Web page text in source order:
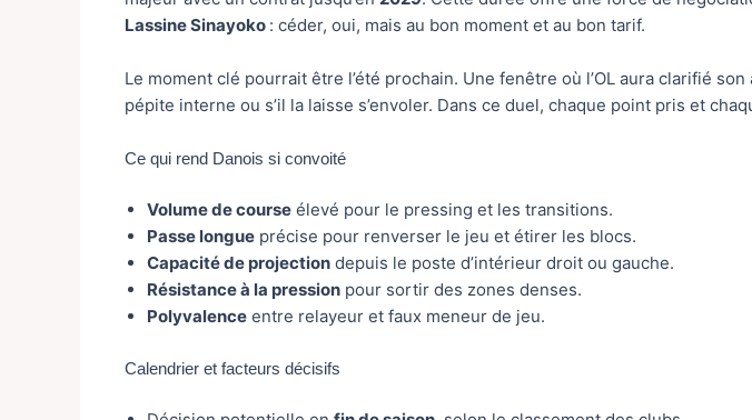
Lassine Sinayoko : céder, oui, mais au bon moment et au bon tarif.
Le moment clé pourrait être l’été prochain. Une fenêtre où l’OL aura clarifié
pépite interne ou s’il la laisse s’envoler. Dans ce duel, chaque point pris et
Ce qui rend Danois si convoité
Volume de course élevé pour le pressing et les transitions.
Passe longue précise pour renverser le jeu et étirer les blocs.
Capacité de projection depuis le poste d’intérieur droit ou gauche.
Résistance à la pression pour sortir des zones denses.
Polyvalence entre relayeur et faux meneur de jeu.
Calendrier et facteurs décisifs